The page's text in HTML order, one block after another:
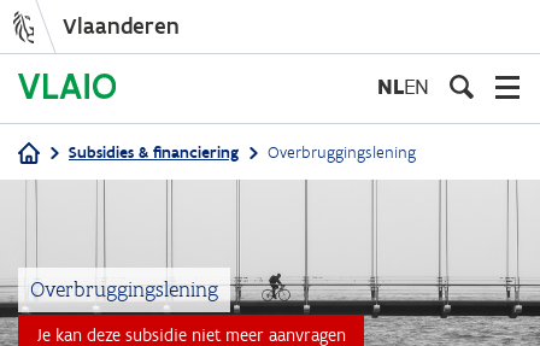
inhoud
Vlaanderen
NLEN
Kruimelpad
Subsidies & financiering Overbruggingslening
Overbruggingslening
Je kan deze subsidie niet meer aanvragen